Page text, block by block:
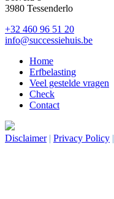
3980 Tessenderlo
+32 460 96 51 20
info@successiehuis.be
Home
Erfbelasting
Veel gestelde vragen
Check
Contact
Disclaimer | Privacy Policy |